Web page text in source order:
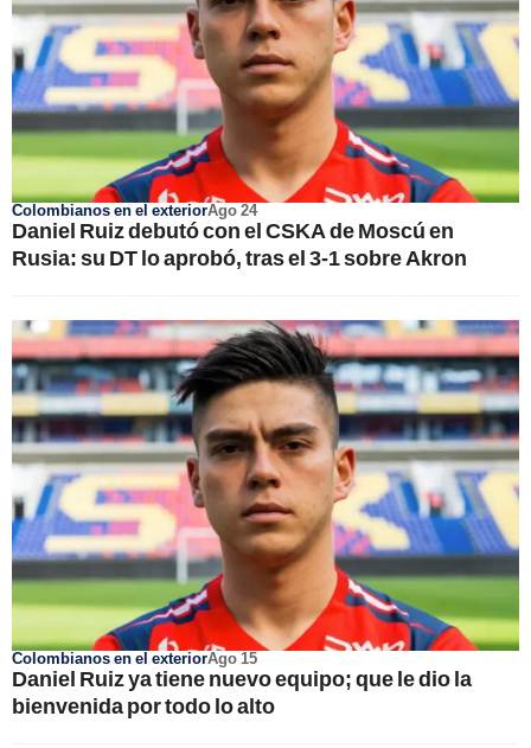
Colombianos en el exteriorAgo 24
Daniel Ruiz debutó con el CSKA de Moscú en
Rusia: su DT lo aprobó, tras el 3-1 sobre Akron
Colombianos en el exteriorAgo 15
Daniel Ruiz ya tiene nuevo equipo; que le dio la
bienvenida por todo lo alto